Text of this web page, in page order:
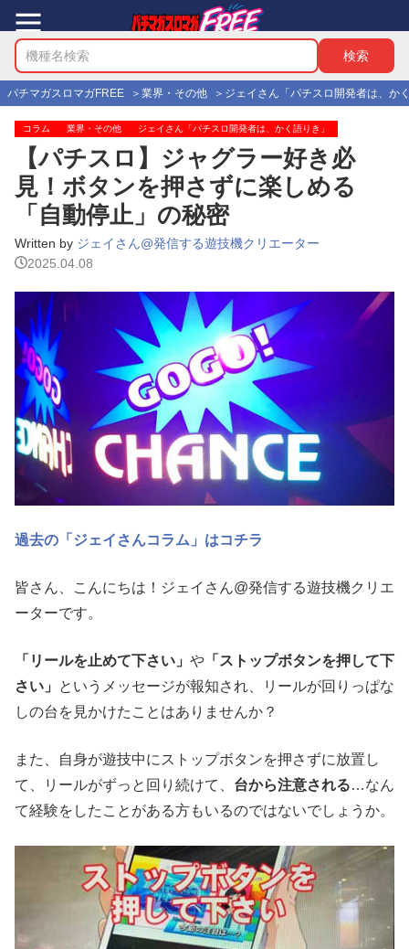
パチマガスロマガFREE 業界・その他 ジェイさん「パチスロ開発者は、か
コラム 業界・その他 ジェイさん「パチスロ開発者は、かく語りき」
【パチスロ】ジャグラー好き必
見！ボタンを押さずに楽しめる
「自動停止」の秘密
Written by ジェイさん@発信する遊技機クリエーター
2025.04.08
過去の「ジェイさんコラム」はコチラ
皆さん、こんにちは！ジェイさん@発信する遊技機クリエ
ーターです。
「リールを止めて下さい」 や 「ストップボタンを押して下
さい」
というメッセージが報知され、リールが回りっぱな
しの台を見かけたことはありませんか？
また、自身が遊技中にストップボタンを押さずに放置し
て、リールがずっと回り続けて、 台から注意される…なん
て経験をしたことがある方もいるのではないでしょうか。